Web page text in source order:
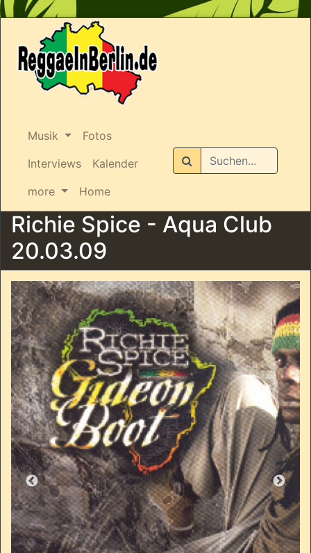
Musik
Fotos
Interviews
Kalender
more
Home
Suchen
Richie Spice - Aqua Club
20.03.09